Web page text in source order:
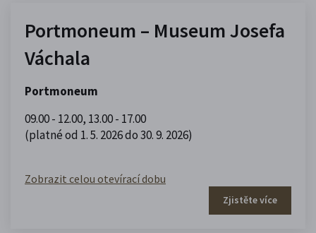
Portmoneum – Museum Josefa
Váchala
Portmoneum
09.00 - 12.00, 13.00 - 17.00
(platné od 1. 5. 2026 do 30. 9. 2026)
Zobrazit celou otevírací dobu
Zjistěte více